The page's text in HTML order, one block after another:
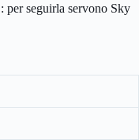
per seguirla servono Sky